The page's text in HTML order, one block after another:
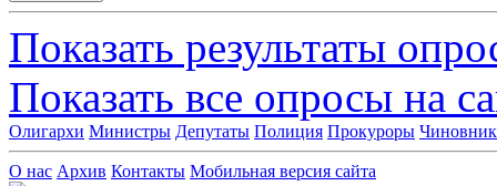
Показать результаты
Показать все опросы на
Олигархи Министры Депутаты Полиция Прокуроры
О нас Архив Контакты Мобильная версия сайта